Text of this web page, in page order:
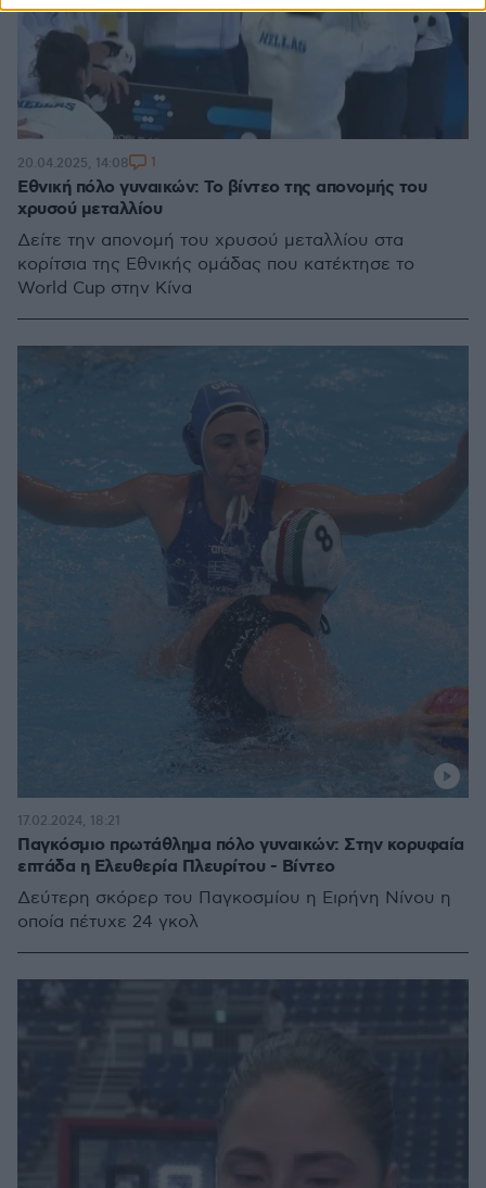
Εθνική πόλο γυναικών: Το βίντεο της απονομής του
χρυσού μεταλλίου
Δείτε την απονομή του χρυσού μεταλλίου στα
κορίτσια της Εθνικής ομάδας που κατέκτησε το
World Cup στην Κίνα
20.04.2025, 14:08 1
Παγκόσμιο πρωτάθλημα πόλο γυναικών: Στην κορυφαία
επτάδα η Ελευθερία Πλευρίτου - Βίντεο
Δεύτερη σκόρερ του Παγκοσμίου η Ειρήνη Νίνου η
οποία πέτυχε 24 γκολ
17.02.2024, 18:21